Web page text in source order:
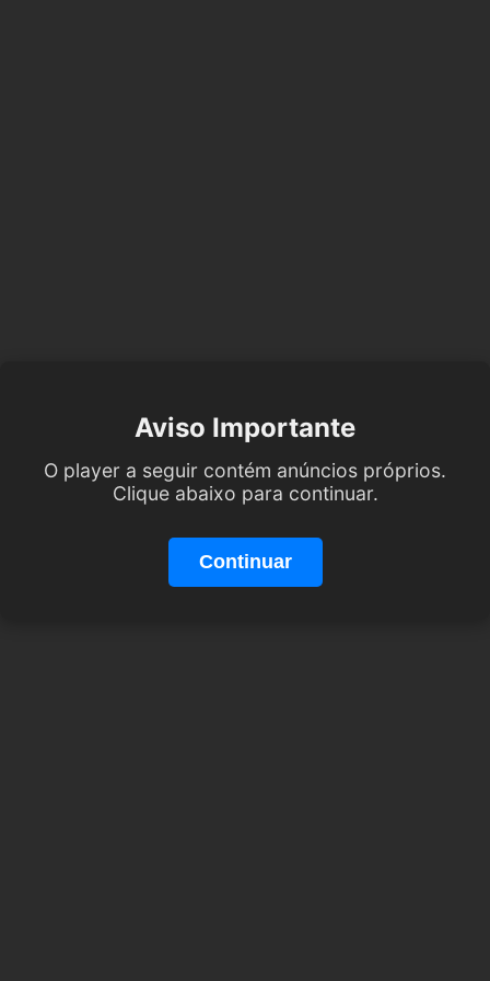
Aviso Importante
O player a seguir contém anúncios próprios.
Clique abaixo para continuar.
Continuar